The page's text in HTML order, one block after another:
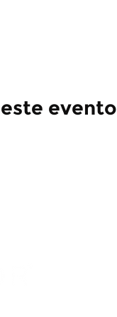
evento